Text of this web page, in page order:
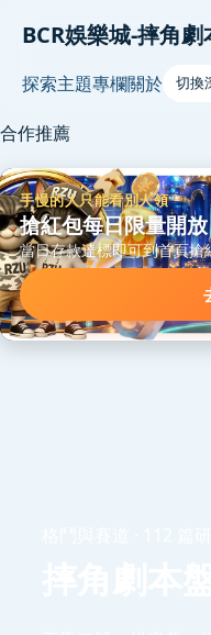
BCR娛樂城-摔角劇
探索主題專欄關於 切換
合作推薦
手慢的人只能看別人領
搶紅包每日限量開放
當日存款達標即可到首頁